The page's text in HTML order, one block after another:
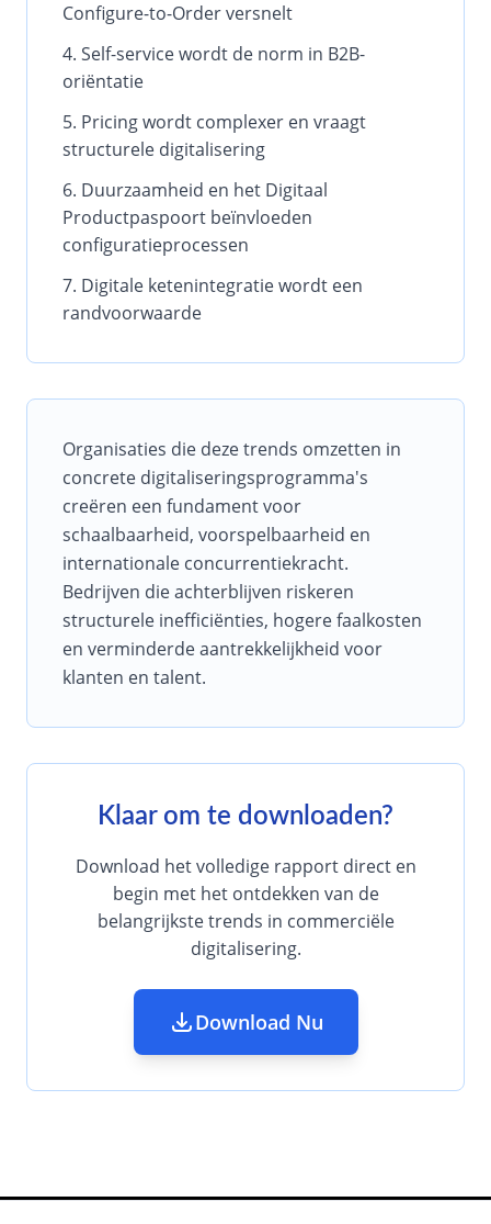
Configure-to-Order versnelt
Self-service wordt de norm in B2B-
oriëntatie
Pricing wordt complexer en vraagt
structurele digitalisering
Duurzaamheid en het Digitaal
Productpaspoort beïnvloeden
configuratieprocessen
Digitale ketenintegratie wordt een
randvoorwaarde
Organisaties die deze trends omzetten in
concrete digitaliseringsprogramma's
creëren een fundament voor
schaalbaarheid, voorspelbaarheid en
internationale concurrentiekracht.
Bedrijven die achterblijven riskeren
structurele inefficiënties, hogere faalkosten
en verminderde aantrekkelijkheid voor
klanten en talent.
Klaar om te downloaden?
Download het volledige rapport direct en
begin met het ontdekken van de
belangrijkste trends in commerciële
digitalisering.
Download Nu